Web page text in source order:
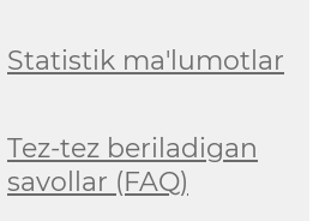
Statistik ma'lumotlar
Tez-tez beriladigan
savollar (FAQ)